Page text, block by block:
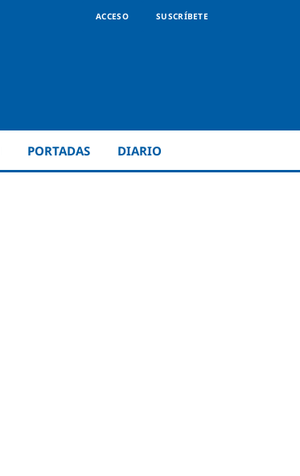
ACCESO SUSCRÍBETE
PORTADAS DIARIO